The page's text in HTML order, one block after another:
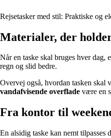
Rejsetasker med stil: Praktiske og
Materialer, der
Når en taske skal bruges hver
regn og slid bedre.
Overvej også, hvordan tasken skal
vandafvisende overflade være en
Fra kontor til
En alsidig taske kan nemt tilpasses